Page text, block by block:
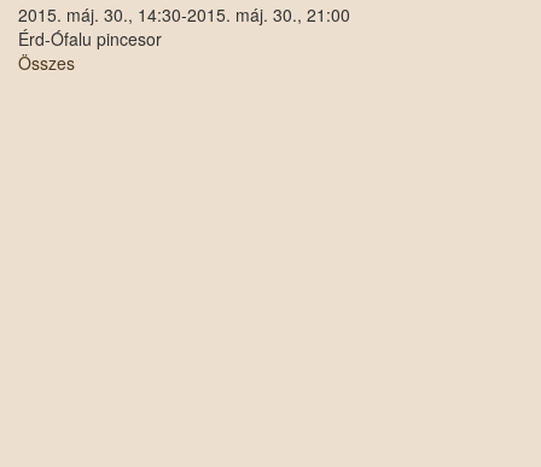
2015. máj. 30., 14:30-2015. máj. 30., 21:00
Érd-Ófalu pincesor
Összes